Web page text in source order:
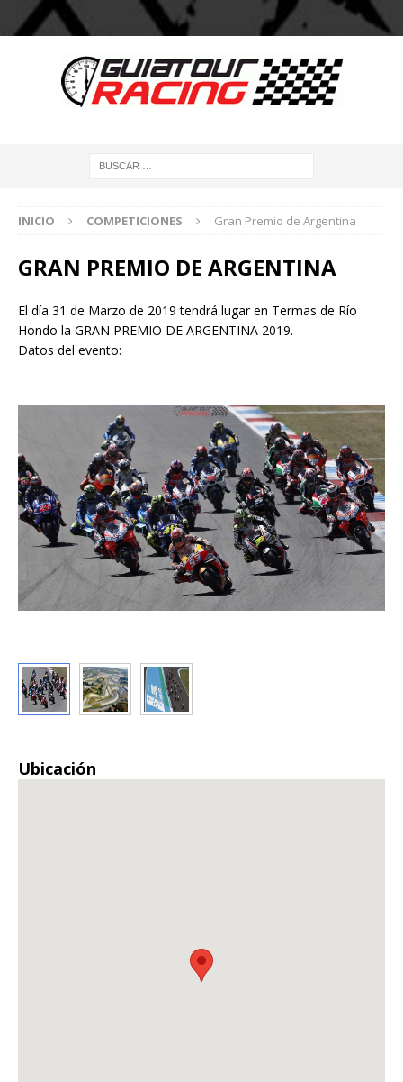
INICIO COMPETICIONES Gran Premio de Argentina
GRAN PREMIO DE ARGENTINA
El día 31 de Marzo de 2019 tendrá lugar en Termas de Río
Hondo la GRAN PREMIO DE ARGENTINA 2019.
Datos del evento:
Ubicación